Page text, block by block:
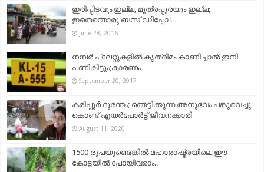
ഇരിപ്പിടവും ഇല്ല, മൂത്രപ്പുരയും ഇല്ല;
ഇതെന്തൊരു ബസ് ഡിപ്പോ !
June 28, 2016
നമ്പര്‍ പ്ലേറ്റുകളില്‍ കൃത്രിമം കാണിച്ചാല്‍ ഇനി
പണികിട്ടും;കാരണം
September 20, 2017
കരിപ്പൂർ ദുരന്തം; ഞെട്ടിക്കുന്ന അനുഭവം പങ്കുവെച്ചു
കൊണ്ട് എയർപോർട്ട് ജീവനക്കാരി
August 11, 2020
1500 രൂപയുണ്ടെങ്കിൽ മഹാരാഷ്ട്രയിലെ ഈ
കോട്ടയിൽ പോയിവരാം..